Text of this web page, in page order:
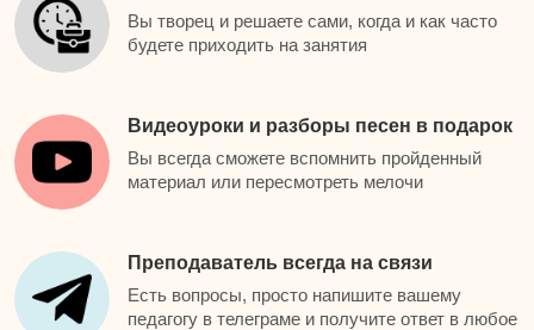
Вы творец и решаете сами, когда и как часто
будете приходить на занятия
Видеоуроки и разборы песен в подарок
Вы всегда сможете вспомнить пройденный
материал или пересмотреть мелочи
Преподаватель всегда на связи
Есть вопросы, просто напишите вашему
педагогу в телеграме и получите ответ в любое